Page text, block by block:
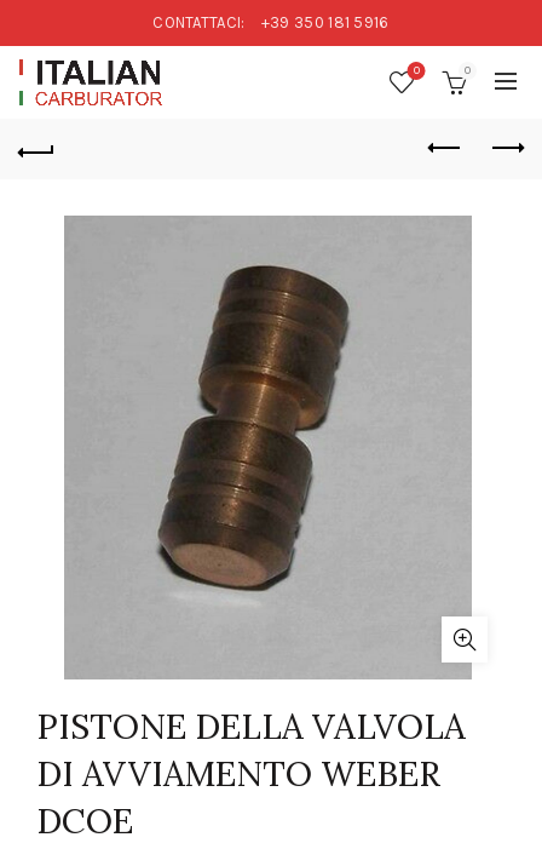
CONTATTACI: +39 350 181 5916
0 0
PISTONE DELLA VALVOLA
DI AVVIAMENTO WEBER
DCOE